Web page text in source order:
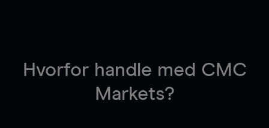
Hvorfor handle med CMC
Markets?